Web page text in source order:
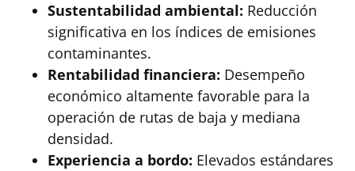
Sustentabilidad ambiental: Reducción
significativa en los índices de emisiones
contaminantes.
Rentabilidad financiera: Desempeño
económico altamente favorable para la
operación de rutas de baja y mediana
densidad.
Experiencia a bordo: Elevados estándares